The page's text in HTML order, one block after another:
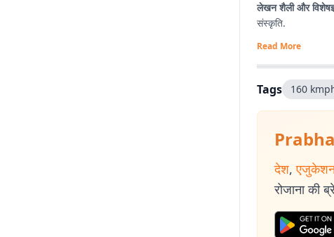
लेखन शैली और
संस्कृति.
Read More
Tags 160
देश,
रोजाना की